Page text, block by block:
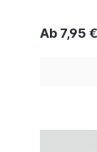
Ab 7,95